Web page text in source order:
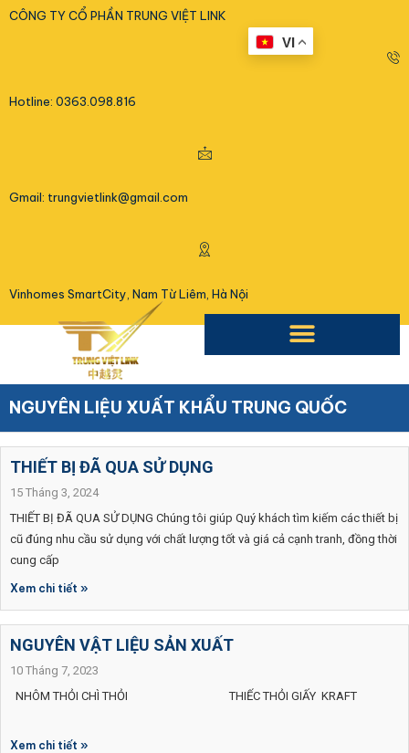
CÔNG TY CỔ PHẦN TRUNG VIỆT LINK
Hotline: 0363.098.816
Gmail: trungvietlink@gmail.com
Vinhomes SmartCity, Nam Từ Liêm, Hà Nội
NGUYÊN LIỆU XUẤT KHẨU TRUNG QUỐC
THIẾT BỊ ĐÃ QUA SỬ DỤNG
15 Tháng 3, 2024
THIẾT BỊ ĐÃ QUA SỬ DỤNG Chúng tôi giúp Quý khách tìm kiếm các thiết bị
cũ đúng nhu cầu sử dụng với chất lượng tốt và giá cả cạnh tranh, đồng thời
cung cấp
Xem chi tiết »
NGUYÊN VẬT LIỆU SẢN XUẤT
10 Tháng 7, 2023
NHÔM THỎI CHÌ THỎI THIẾC THỎI GIẤY KRAFT
Xem chi tiết »
VI